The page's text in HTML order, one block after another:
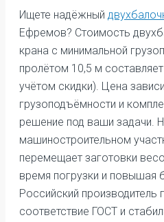
Ищете надёжный
Ефремов? Стоимость
крана с минимальной
пролётом 10,5 м
учётом скидки). Цена
грузоподъёмности и
решение под ваши задачи.
машиностроительном
перемещает заготовки
время погрузки и повышая
Российский производитель
соответствие ГОСТ и